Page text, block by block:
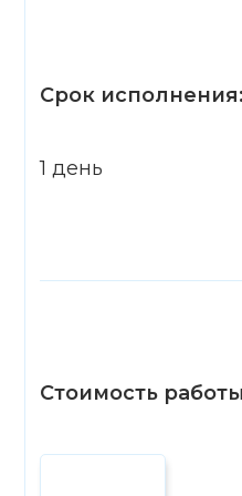
Срок исполнения:
1 день
Стоимость